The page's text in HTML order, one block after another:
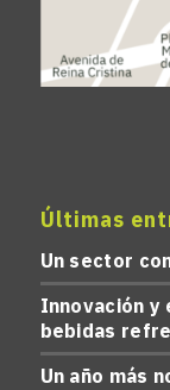
Últimas
Un sector
Innovación y
bebidas
Un año más